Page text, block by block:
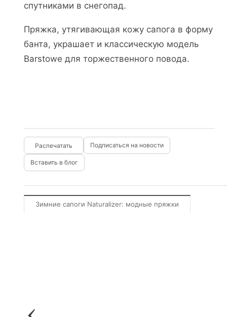
спутниками в снегопад.
Пряжка, утягивающая кожу сапога в форму
банта, украшает и классическую модель
Barstowe для торжественного повода.
Подписаться на новости
Вставить в блог
Зимние сапоги Naturalizer: модные пряжки